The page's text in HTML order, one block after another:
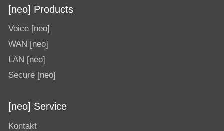
[neo] Products
Voice [neo]
WAN [neo]
LAN [neo]
Secure [neo]
[neo] Service
Kontakt